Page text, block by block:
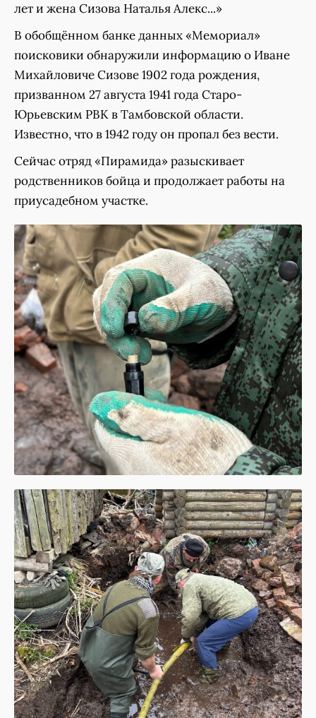
лет и жена Сизова Наталья Алекс...»
В обобщённом банке данных «Мемориал»
поисковики обнаружили информацию о Иване
Михайловиче Сизове 1902 года рождения,
призванном 27 августа 1941 года Старо-
Юрьевским РВК в Тамбовской области.
Известно, что в 1942 году он пропал без вести.
Сейчас отряд «Пирамида» разыскивает
родственников бойца и продолжает работы на
приусадебном участке.